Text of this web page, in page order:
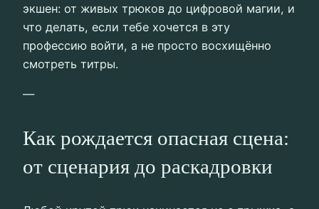
экшен: от живых трюков до цифровой магии, и
что делать, если тебе хочется в эту
профессию войти, а не просто восхищённо
смотреть титры.
—
Как рождается опасная сцена:
от сценария до раскадровки